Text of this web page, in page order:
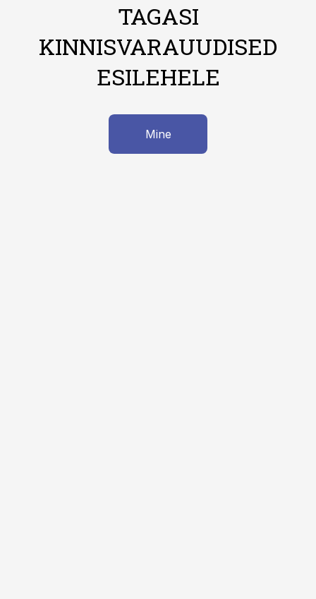
TAGASI
KINNISVARAUUDISED
ESILEHELE
Mine